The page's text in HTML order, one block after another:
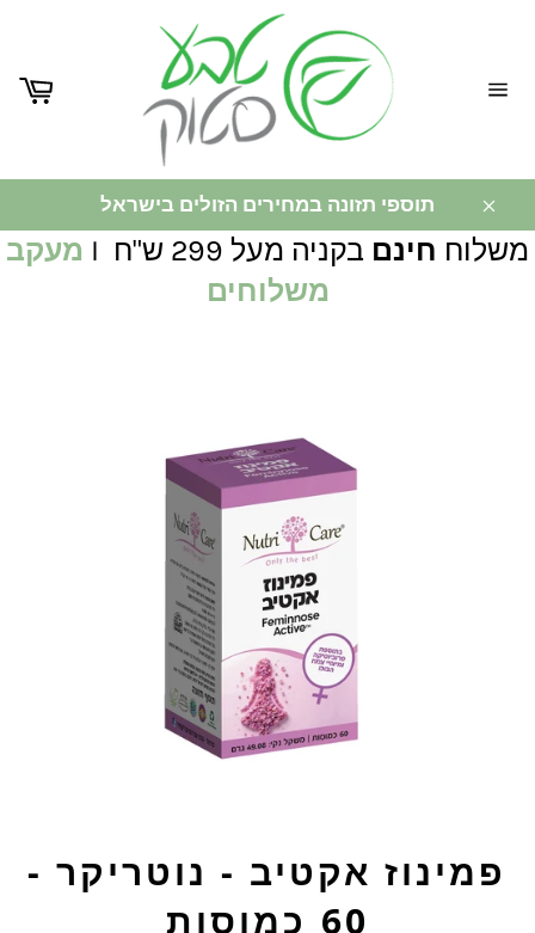
תוספי תזונה במחירים הזולים בישראל
משלוח חינם בקניה מעל 299 ש"ח I
מעקב
משלוחים
פמינוז אקטיב - נוטריקר -
60 כמוסות